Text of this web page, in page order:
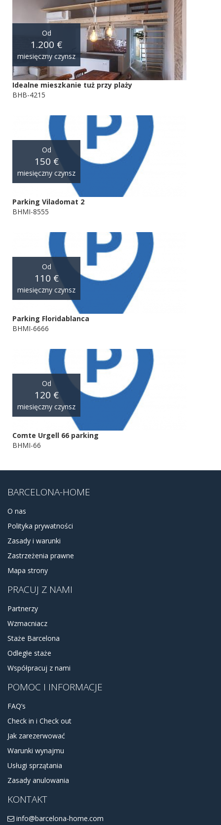
Od
1.200 €
miesięczny czynsz
Idealne mieszkanie tuż przy plaży
BHB-4215
Od
150 €
miesięczny czynsz
Parking Viladomat 2
BHMI-8555
Od
110 €
miesięczny czynsz
Parking Floridablanca
BHMI-6666
Od
120 €
miesięczny czynsz
Comte Urgell 66 parking
BHMI-66
BARCELONA-HOME
O nas
Polityka prywatności
Zasady i warunki
Zastrzeżenia prawne
Mapa strony
PRACUJ Z NAMI
Partnerzy
Wzmacniacz
Staże Barcelona
Odległe staże
Współpracuj z nami
POMOC I INFORMACJE
FAQ’s
Check in i Check out
Jak zarezerwować
Warunki wynajmu
Usługi sprzątania
Zasady anulowania
KONTAKT
info@barcelona-home.com